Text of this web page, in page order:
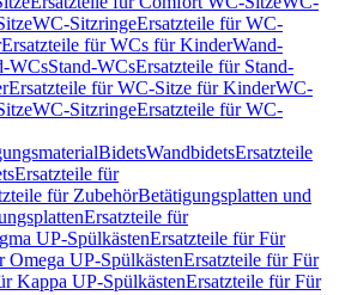
WC-SitzringeErsatzteile für WC-
Ersatzteile für WCs für KinderWand-
WCsStand-WCsErsatzteile für Stand-
Ersatzteile für WC-Sitze für KinderWC-
WC-SitzringeErsatzteile für WC-
BidetsWandbidetsErsatzteile
Ersatzteile für
für ZubehörBetätigungsplatten und
Ersatzteile für
UP-SpülkästenErsatzteile für Für
Omega UP-SpülkästenErsatzteile für Für
Kappa UP-SpülkästenErsatzteile für Für